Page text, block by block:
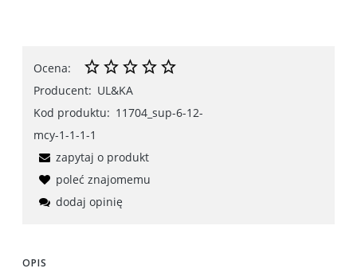
Ocena:
Producent: UL&KA
Kod produktu: 11704_sup-6-12-
mcy-1-1-1-1
zapytaj o produkt
poleć znajomemu
dodaj opinię
OPIS